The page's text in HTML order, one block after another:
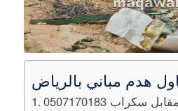
هدم مباني بالرياض
سكراب 0507170183